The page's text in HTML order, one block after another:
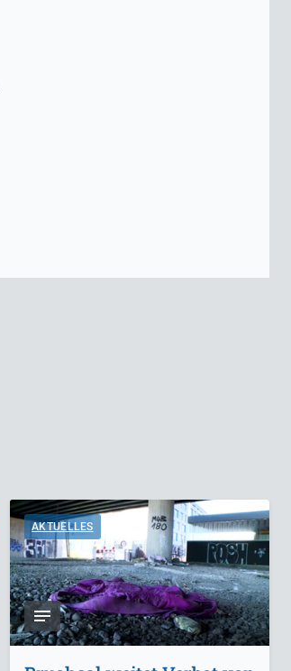
AKTUELLES